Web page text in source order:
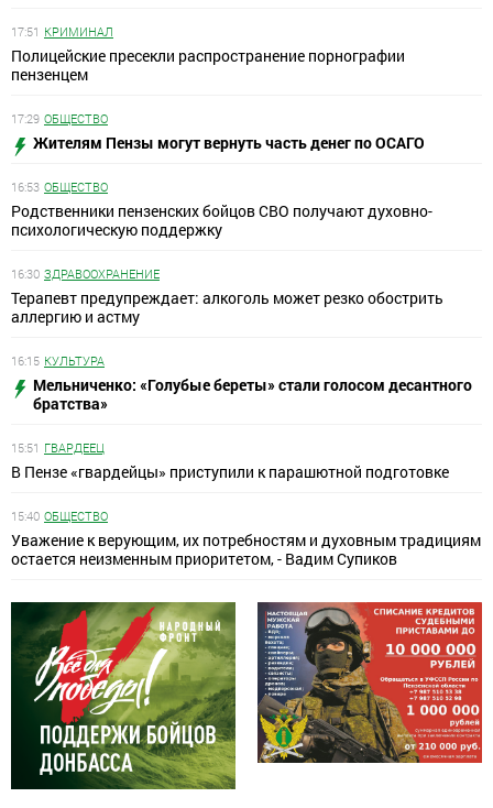
17:51 КРИМИНАЛ
Полицейские пресекли распространение порнографии
пензенцем
17:29 ОБЩЕСТВО
Жителям Пензы могут вернуть часть денег по ОСАГО
16:53 ОБЩЕСТВО
Родственники пензенских бойцов СВО получают духовно-
психологическую поддержку
16:30 ЗДРАВООХРАНЕНИЕ
Терапевт предупреждает: алкоголь может резко обострить
аллергию и астму
16:15 КУЛЬТУРА
Мельниченко: «Голубые береты» стали голосом десантного
братства»
15:51 ГВАРДЕЕЦ
В Пензе «гвардейцы» приступили к парашютной подготовке
15:40 ОБЩЕСТВО
Уважение к верующим, их потребностям и духовным традициям
остается неизменным приоритетом, - Вадим Супиков